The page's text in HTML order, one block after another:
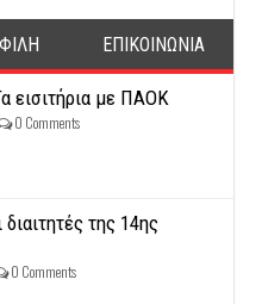
ΕΠΙΚΟΙΝΩΝΙΑ
εισιτήρια με ΠΑΟΚ
0 Comments
της 14ης
0 Comments